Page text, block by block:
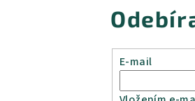
E-mail